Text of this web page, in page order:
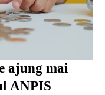
ajung mai
ANPIS